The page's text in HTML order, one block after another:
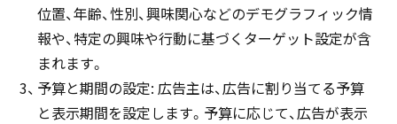
位置、年齢、性別、興味関心などのデモグラフィック情
報や、特定の興味や行動に基づくターゲット設定が含
まれます。
予算と期間の設定: 広告主は、広告に割り当てる予算
と表示期間を設定します。予算に応じて、広告が表示